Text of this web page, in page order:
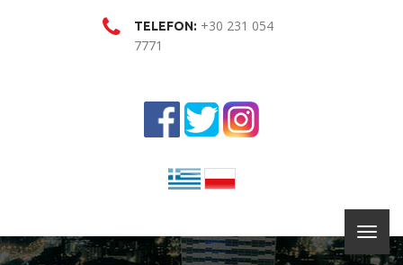
TELEFON: +30 231 054
7771